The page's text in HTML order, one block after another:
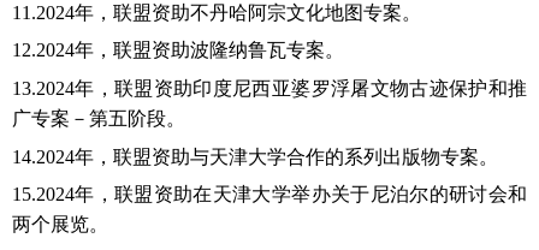
11.2024年，联盟资助不丹哈阿宗文化地图专案。
12.2024年，联盟资助波隆纳鲁瓦专案。
13.2024年，联盟资助印度尼西亚婆罗浮屠文物古迹保护和推
广专案－第五阶段。
14.2024年，联盟资助与天津大学合作的系列出版物专案。
15.2024年，联盟资助在天津大学举办关于尼泊尔的研讨会和
两个展览。